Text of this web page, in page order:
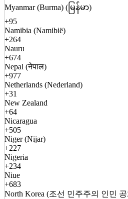
Myanmar (Burma) (မြန်မာ)
+95
Namibia (Namibië)
+264
Nauru
+674
Nepal (नेपाल)
+977
Netherlands (Nederland)
+31
New Zealand
+64
Nicaragua
+505
Niger (Nijar)
+227
Nigeria
+234
Niue
+683
North Korea (조선 민주주의 인민